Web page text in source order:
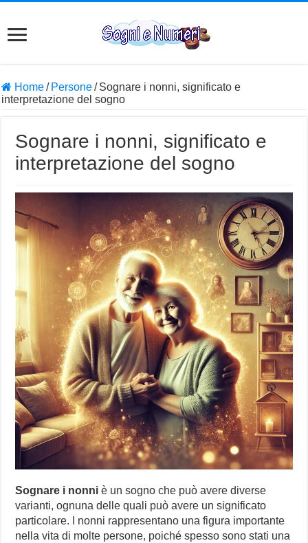
Home/ Persone/ Sognare i nonni, significato e
interpretazione del sogno
Sognare i nonni, significato e
interpretazione del sogno
Sognare i nonni è un sogno che può avere diverse
varianti, ognuna delle quali può avere un significato
particolare. I nonni rappresentano una figura importante
nella vita di molte persone, poiché spesso sono stati una